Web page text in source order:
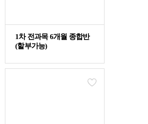
13. [경제학][기본강의] 9. 가격통제
46분
1차 전과목 6개월 종합반
(할부가능)